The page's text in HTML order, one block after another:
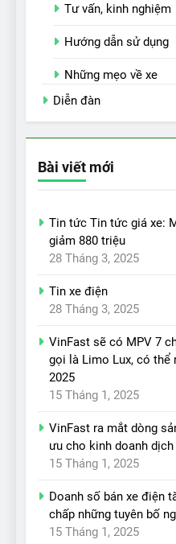
Tư vấn, kinh nghiệm
Hướng dẫn sử dụng
Những mẹo về xe
Diễn đàn
Bài viết mới
Tin tức Tin tức giá xe:
giảm 880 triệu
28 Tháng 3, 2025
Tin xe điện
28 Tháng 3, 2025
VinFast sẽ có MPV 7
gọi là Limo Lux, có thể
2025
15 Tháng 1, 2025
VinFast ra mắt dòng
ưu cho kinh doanh dịch
15 Tháng 1, 2025
Doanh số bán xe điện
chấp những tuyên bố
15 Tháng 1, 2025